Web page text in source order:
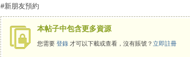
#新朋友預約
本帖子中包含更多資源
您需要 登錄才可以下載或查看，沒有賬號？ 立即註冊